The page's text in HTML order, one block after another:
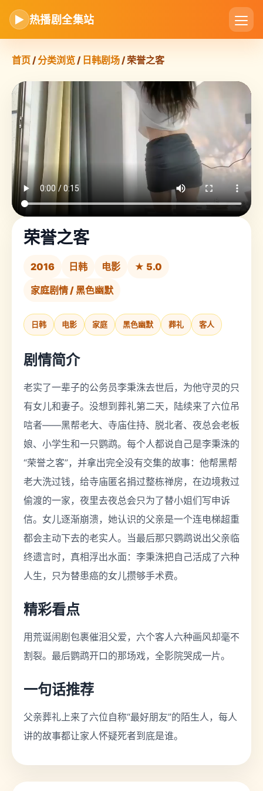
▶ 热播剧全集站
首页/分类浏览/ 日韩剧场/ 荣誉之客
荣誉之客
2016 日韩 电影
★ 5.0
家庭剧情 / 黑色幽默
日韩 电影 家庭 黑色幽默 葬礼 客人
剧情简介
老实了一辈子的公务员李秉洙去世后，为他守灵的只
有女儿和妻子。没想到葬礼第二天，陆续来了六位吊
唁者——黑帮老大、寺庙住持、脱北者、夜总会老板
娘、小学生和一只鹦鹉。每个人都说自己是李秉洙的
“荣誉之客”，并拿出完全没有交集的故事：他帮黑帮
老大洗过钱，给寺庙匿名捐过整栋禅房，在边境救过
偷渡的一家，夜里去夜总会只为了替小姐们写申诉
信。女儿逐渐崩溃，她认识的父亲是一个连电梯超重
都会主动下去的老实人。当最后那只鹦鹉说出父亲临
终遗言时，真相浮出水面：李秉洙把自己活成了六种
人生，只为替患癌的女儿攒够手术费。
精彩看点
用荒诞闹剧包裹催泪父爱，六个客人六种画风却毫不
割裂。最后鹦鹉开口的那场戏，全影院哭成一片。
一句话推荐
父亲葬礼上来了六位自称“最好朋友”的陌生人，每人
讲的故事都让家人怀疑死者到底是谁。